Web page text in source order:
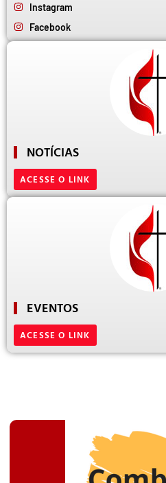
Instagram
Facebook
NOTÍCIAS
ACESSE O LINK
EVENTOS
ACESSE O LINK